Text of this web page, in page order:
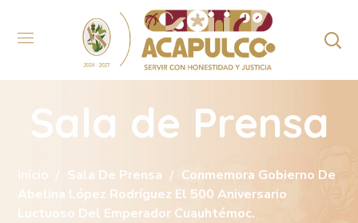
Sala de Prensa
Inicio Sala De Prensa
Conmemora Gobierno De
Abelina López Rodríguez El 500 Aniversario
Luctuoso Del Emperador Cuauhtémoc.